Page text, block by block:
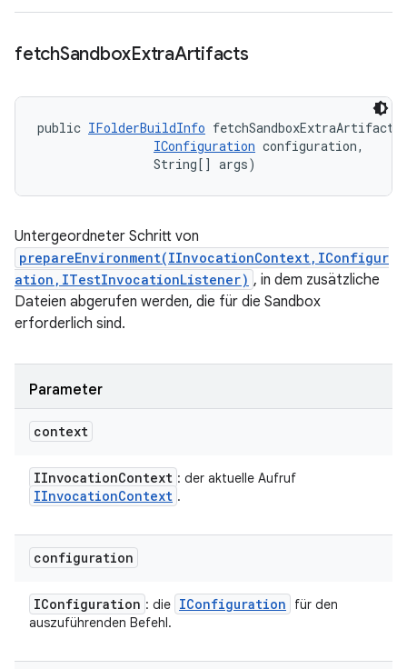
fetchSandboxExtraArtifacts
public IFolderBuildInfo
IConfiguration configuration,
                String[] args)
Untergeordneter Schritt von
prepareEnvironment(IInvocationContext,IConfigur
ation,ITestInvocationListener) , in dem zusätzliche
Dateien abgerufen werden, die für die Sandbox
erforderlich sind.
Parameter
context
IInvocationContext : der aktuelle Aufruf
IInvocationContext .
configuration
IConfiguration : die IConfiguration
für den
auszuführenden Befehl.